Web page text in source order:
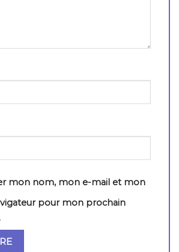
mon nom, mon e-mail et mon
pour mon prochain